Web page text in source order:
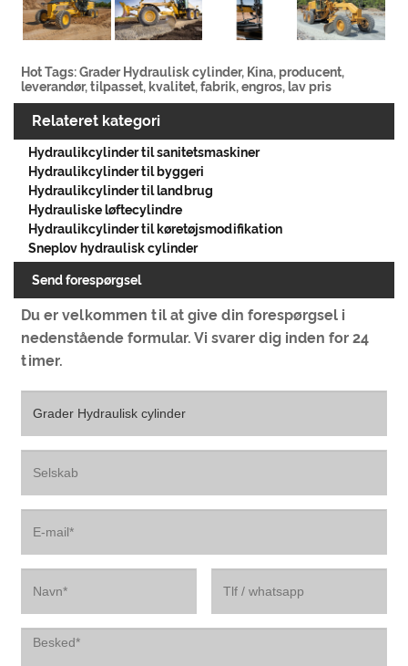
Hot Tags: Grader Hydraulisk cylinder, Kina, producent,
leverandør, tilpasset, kvalitet, fabrik, engros, lav pris
Relateret kategori
Hydraulikcylinder til sanitetsmaskiner
Hydraulikcylinder til byggeri
Hydraulikcylinder til landbrug
Hydrauliske løftecylindre
Hydraulikcylinder til køretøjsmodifikation
Sneplov hydraulisk cylinder
Send forespørgsel
Du er velkommen til at give din forespørgsel i
nedenstående formular. Vi svarer dig inden for 24
timer.